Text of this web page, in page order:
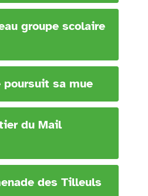
groupe scolaire
poursuit sa mue
du Mail
des Tilleuls